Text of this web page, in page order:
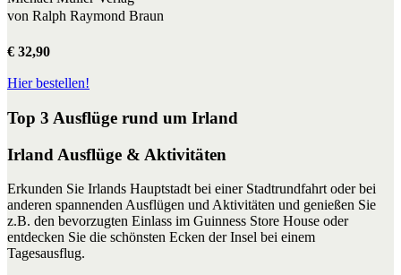
von Ralph Raymond Braun
€ 32,90
Hier bestellen!
Top 3 Ausflüge rund um Irland
Irland Ausflüge & Aktivitäten
Erkunden Sie Irlands Hauptstadt bei einer Stadtrundfahrt oder bei
anderen spannenden Ausflügen und Aktivitäten und genießen Sie
z.B. den bevorzugten Einlass im Guinness Store House oder
entdecken Sie die schönsten Ecken der Insel bei einem
Tagesausflug.